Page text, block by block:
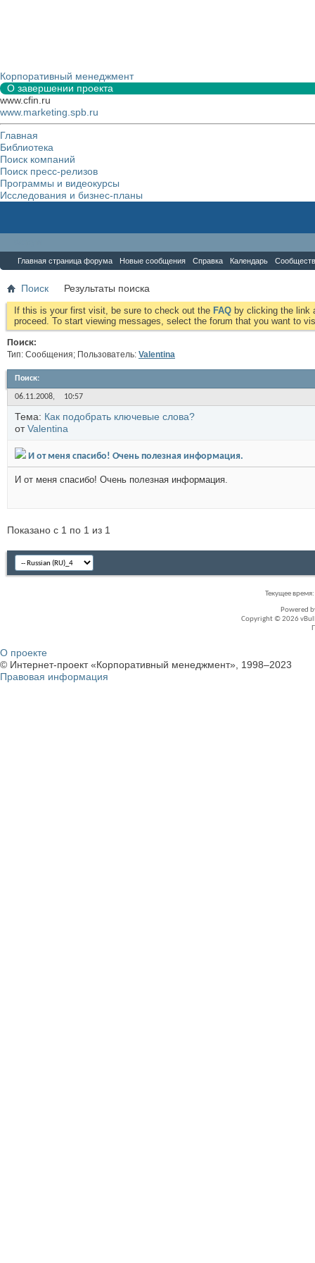
Корпоративный менеджмент
О завершении проекта
www.cfin.ru
www.marketing.spb.ru
Главная
Библиотека
Поиск компаний
Поиск пресс-релизов
Программы и видеокурсы
Исследования и бизнес-планы
Главная страница форума Новые сообщения Справка Календарь
Поиск Результаты поиска
If this is your first visit, be sure to check out the FAQ by clicking the link
proceed. To start viewing messages, select the forum that you want to
Поиск:
Тип: Сообщения; Пользователь: Valentina
Поиск:
06.11.2008, 10:57
Тема: Как подобрать ключевые слова?
отValentina
И от меня спасибо! Очень полезная информация.
И от меня спасибо! Очень полезная информация.
Показано с 1 по 1 из 1
Текущее время:
Powered
Copyright © 2026
О проекте
© Интернет-проект «Корпоративный менеджмент», 1998–2023
Правовая информация